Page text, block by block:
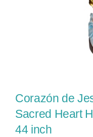
Corazón de
Sacred Heart
44 inch